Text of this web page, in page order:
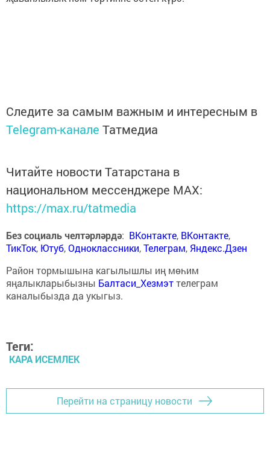
Следите за самым важным и интересным в
Telegram-канале Татмедиа
Читайте новости Татарстана в
национальном мессенджере MАХ:
https://max.ru/tatmedia
Без социаль челтәрләрдә: ВКонтакте, ВКонтакте,
ТикТок, Ютуб,Одноклассники,Телеграм, Яндекс.Дзен
Район тормышына кагылышлы иң мөһим
яңалыкларыбызны Балтаси_Хезмэттелеграм
каналыбызда да укыгыз.
Теги:
КАРА ИСЕМЛЕК
Перейти на страницу новости